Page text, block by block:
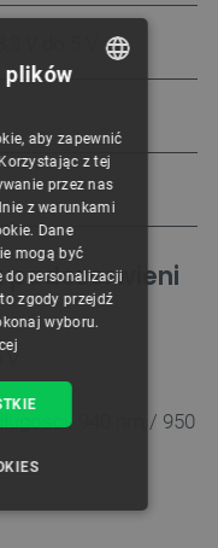
V
940 nm / 950
CZECH
ENGLISH
GERMAN
plików
aby zapewnić
z tej
przez nas
z warunkami
Dane
mogą być
do personalizacji
zgody przejdź
wyboru.